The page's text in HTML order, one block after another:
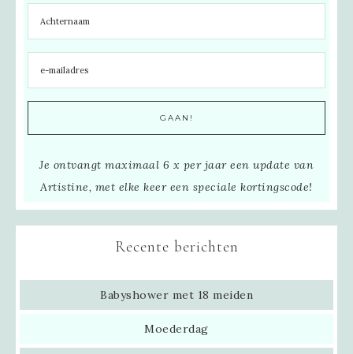
Je ontvangt maximaal 6 x per jaar een update van
Artistine, met elke keer een speciale kortingscode!
Recente berichten
Babyshower met 18 meiden
Moederdag